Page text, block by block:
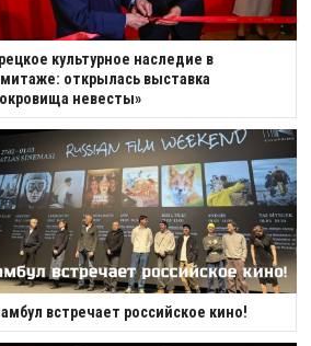
культурное наследие в
открылась выставка
невесты»
встречает российское кино!